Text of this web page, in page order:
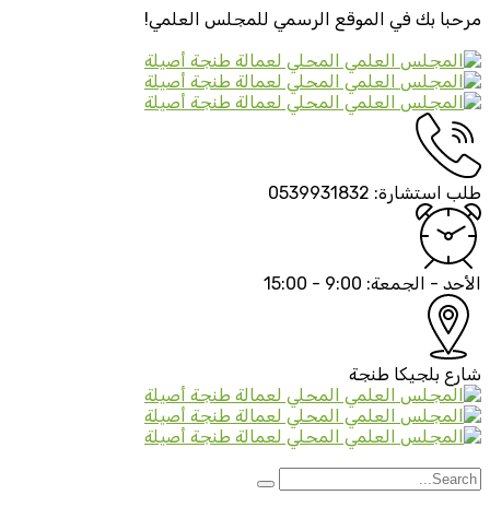
مرحبا بك في الموقع الرسمي للمجلس العلمي!
طلب استشارة: 0539931832
الأحد - الجمعة: 9:00 - 15:00
شارع بلجيكا طنجة